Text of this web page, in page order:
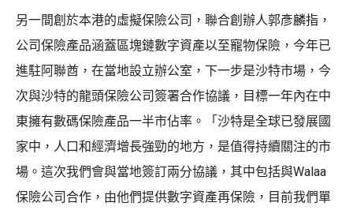
另一間創於本港的虛擬保險公司，聯合創辦人郭彥麟指，
公司保險產品涵蓋區塊鏈數字資產以至寵物保險，今年已
進駐阿聯酋，在當地設立辦公室，下一步是沙特市場，今
次與沙特的龍頭保險公司簽署合作協議，目標一年內在中
東擁有數碼保險產品一半市佔率。「沙特是全球已發展國
家中，人口和經濟增長強勁的地方，是值得持續關注的市
場。這次我們會與當地簽訂兩分協議，其中包括與Walaa
保險公司合作，由他們提供數字資產再保險，目前我們單